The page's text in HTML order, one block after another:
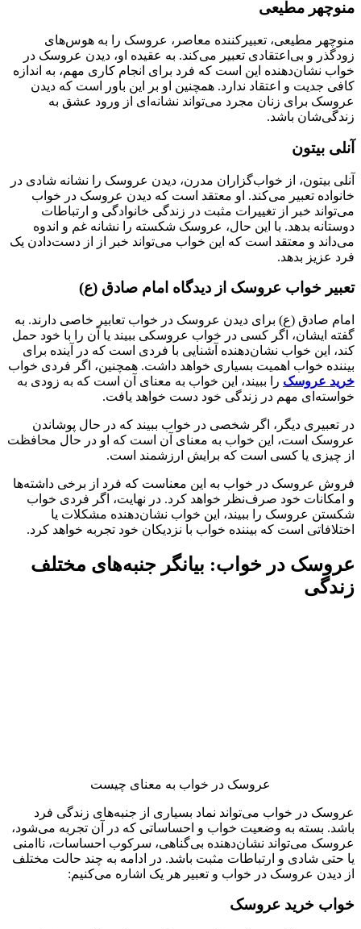
منوچهر مطیعی
منوچهر مطیعی، تعبیرکننده معاصر، عروسک را به هوس‌های
زودگذر و بی‌اعتقادی تعبیر می‌کند. به عقیده او، دیدن عروسک در
خواب نشان‌دهنده این است که فرد برای انجام کاری مهم، به اندازه
کافی جدیت و اعتقاد ندارد. همچنین او بر این باور است که دیدن
عروسک برای زنان مجرد می‌تواند نشانه‌ای از ورود عشق به
زندگی‌شان باشد.
آنلی بیتون
آنلی بیتون، از خواب‌گزاران مدرن، دیدن عروسک را نشانه شادی در
خانواده تعبیر می‌کند. او معتقد است که دیدن عروسک در خواب
می‌تواند خبر از تغییرات مثبت در زندگی خانوادگی و ارتباطات
دوستانه بدهد. با این حال، عروسک شکسته را نشانه غم و اندوه
می‌داند و معتقد است که این خواب می‌تواند خبر از از دست‌دادن یک
فرد عزیز بدهد.
تعبیر خواب عروسک از دیدگاه امام صادق (ع)
امام صادق (ع) برای دیدن عروسک در خواب تعابیر خاصی دارند. به
گفته ایشان، اگر کسی در خواب عروسکی ببیند یا آن را با خود حمل
کند، این خواب نشان‌دهنده آشنایی با فردی است که در آینده برای
بیننده خواب اهمیت بسیاری خواهد داشت. همچنین، اگر فردی خواب
خرید عروسک را ببیند، این خواب به معنای آن است که به زودی به
خواسته‌ای مهم در زندگی خود دست خواهد یافت.
در تعبیری دیگر، اگر شخصی در خواب ببیند که در حال پوشاندن
عروسک است، این خواب به معنای آن است که او در حال محافظت
از چیزی یا کسی است که برایش ارزشمند است.
فروش عروسک در خواب به این معناست که فرد از برخی داشته‌ها
و امکانات خود صرف‌نظر خواهد کرد. در نهایت، اگر فردی خواب
شکستن عروسک را ببیند، این خواب نشان‌دهنده مشکلات یا
اختلافاتی است که بیننده خواب با نزدیکان خود تجربه خواهد کرد.
عروسک در خواب: بیانگر جنبه‌های مختلف
زندگی
عروسک در خواب به معنای چیست
عروسک در خواب می‌تواند نماد بسیاری از جنبه‌های زندگی فرد
باشد. بسته به وضعیت خواب و احساساتی که در آن تجربه می‌شود،
عروسک می‌تواند نشان‌دهنده بی‌گناهی، سرکوب احساسات، ناامنی
یا حتی شادی و ارتباطات مثبت باشد. در ادامه به چند حالت مختلف
از دیدن عروسک در خواب و تعبیر هر یک اشاره می‌کنیم:
خواب خرید عروسک